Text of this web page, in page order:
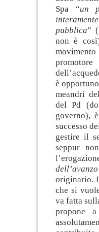
Spa “un
pubblica”
non è
è
meandri
del Pd
governo),
successo
gestire il
seppur
originario.
che si
va fatta
propone